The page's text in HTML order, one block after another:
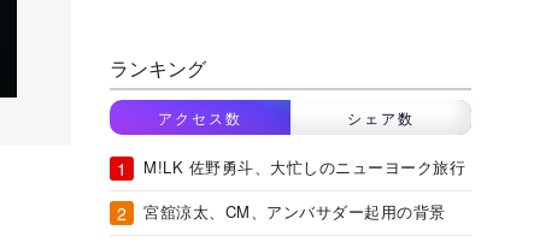
ランキング
アクセス数 シェア数
M!LK 佐野勇斗、大忙しのニューヨーク旅行
宮舘涼太、CM、アンバサダー起用の背景